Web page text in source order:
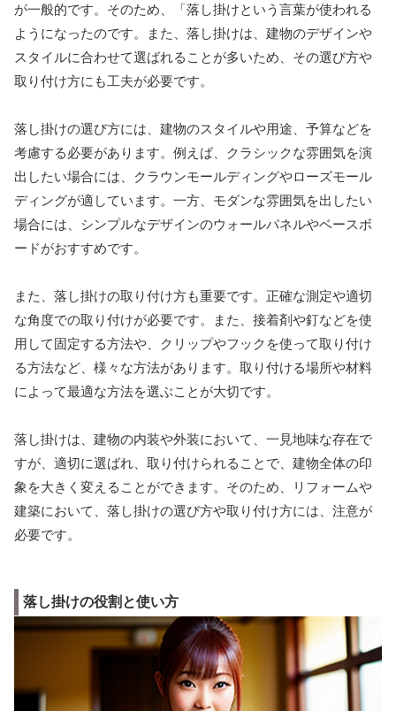
が一般的です。そのため、「落し掛けという言葉が使われる
ようになったのです。また、落し掛けは、建物のデザインや
スタイルに合わせて選ばれることが多いため、その選び方や
取り付け方にも工夫が必要です。
落し掛けの選び方には、建物のスタイルや用途、予算などを
考慮する必要があります。例えば、クラシックな雰囲気を演
出したい場合には、クラウンモールディングやローズモール
ディングが適しています。一方、モダンな雰囲気を出したい
場合には、シンプルなデザインのウォールパネルやベースボ
ードがおすすめです。
また、落し掛けの取り付け方も重要です。正確な測定や適切
な角度での取り付けが必要です。また、接着剤や釘などを使
用して固定する方法や、クリップやフックを使って取り付け
る方法など、様々な方法があります。取り付ける場所や材料
によって最適な方法を選ぶことが大切です。
落し掛けは、建物の内装や外装において、一見地味な存在で
すが、適切に選ばれ、取り付けられることで、建物全体の印
象を大きく変えることができます。そのため、リフォームや
建築において、落し掛けの選び方や取り付け方には、注意が
必要です。
落し掛けの役割と使い方